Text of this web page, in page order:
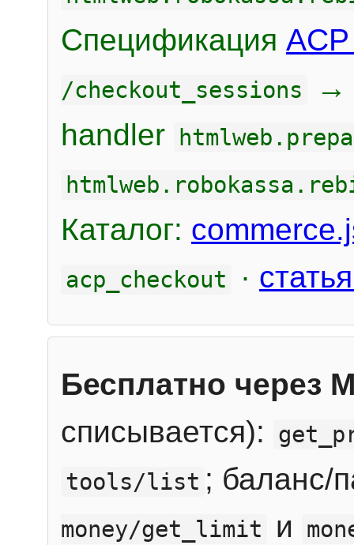
Спецификация
/checkout_sessions
handler
Каталог:
acp_checkout ·
Бесплатно через
списывается):
tools/list ; баланс/
money/get_limit и